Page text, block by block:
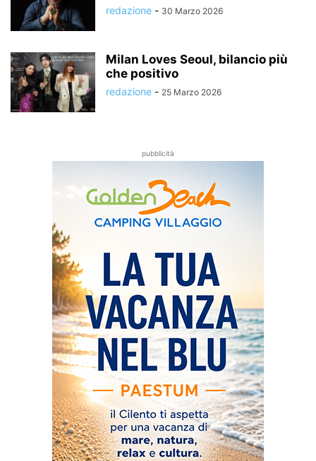
redazione - 30 Marzo 2026
Milan Loves Seoul, bilancio più
che positivo
redazione - 25 Marzo 2026
pubblicità